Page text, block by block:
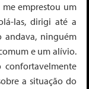
emprestou um
las, dirigi até a
andava, ninguém
e um alívio.
a situação do